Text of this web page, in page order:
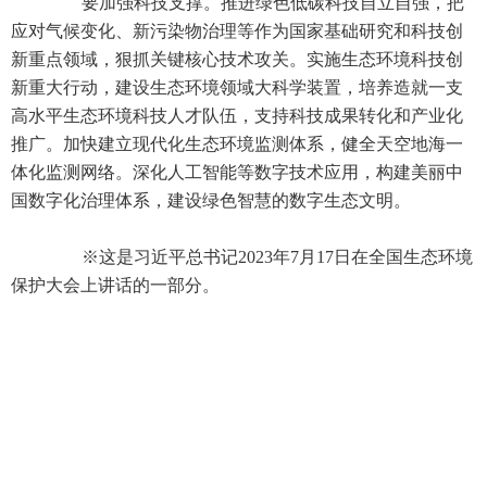
应对气候变化、新污染物治理等作为国家基础研究和科技创
新重点领域，狠抓关键核心技术攻关。实施生态环境科技创
新重大行动，建设生态环境领域大科学装置，培养造就一支
高水平生态环境科技人才队伍，支持科技成果转化和产业化
推广。加快建立现代化生态环境监测体系，健全天空地海一
体化监测网络。深化人工智能等数字技术应用，构建美丽中
国数字化治理体系，建设绿色智慧的数字生态文明。
※这是习近平总书记2023年7月17日在全国生态环境
保护大会上讲话的一部分。